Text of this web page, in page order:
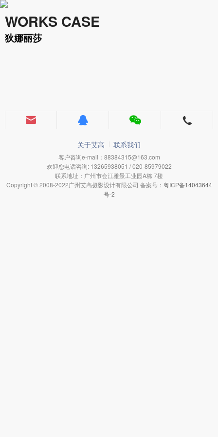
WORKS CASE
狄娜丽莎
关于艾高 联系我们
客户咨询e-mail：88384315@163.com
欢迎您电话咨询: 13265938051 / 020-85979022
联系地址：广州市会江雅景工业园A栋 7楼
Copyright © 2008-2022广州艾高摄影设计有限公司 备案号： 粤ICP备14043644
号-2